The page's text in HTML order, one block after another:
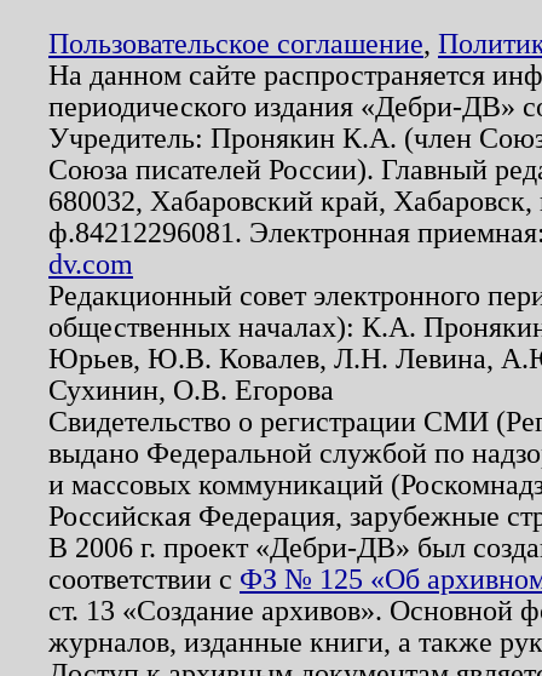
Пользовательское соглашение,
На данном сайте распространяется
периодического издания «Дебри-ДВ»
Учредитель: Пронякин К.А. (член
Союза писателей России). Главный
680032, Хабаровский край,
ф.84212296081. Электронная
dv.com
Редакционный совет электронного
общественных началах): К.А.
Юрьев, Ю.В. Ковалев, Л.Н. Левина,
Сухинин, О.В. Егорова
Свидетельство о регистрации СМИ
выдано Федеральной службой по
и массовых коммуникаций
Российская Федерация, зарубежные
В 2006 г. проект «Дебри-ДВ» был
соответствии с ФЗ № 125 «Об
ст. 13 «Создание архивов». Основной
журналов, изданные книги, а также